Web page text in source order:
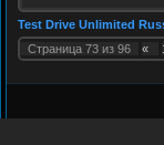
Test Drive Unlimited
Страница 73 из 96 «